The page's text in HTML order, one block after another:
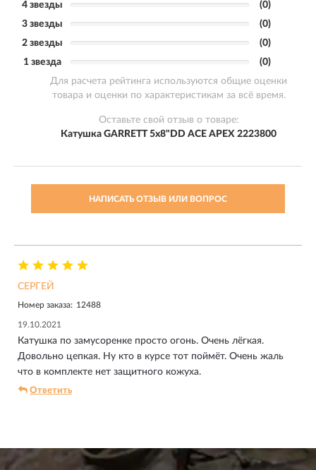
4 звезды
(0)
3 звезды
(0)
2 звезды
(0)
1 звезда
(0)
Для расчета рейтинга используются общие оценки
товара и оценки по характеристикам за всё время.
Оставьте свой отзыв о товаре:
Катушка GARRETT 5х8"DD ACE APEX 2223800
НАПИСАТЬ ОТЗЫВ ИЛИ ВОПРОС
СЕРГЕЙ
Номер заказа: 12488
19.10.2021
Катушка по замусоренке просто огонь. Очень лёгкая.
Довольно цепкая. Ну кто в курсе тот поймёт. Очень жаль
что в комплекте нет защитного кожуха.
Ответить